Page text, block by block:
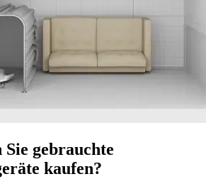
gebrauchte
kaufen?